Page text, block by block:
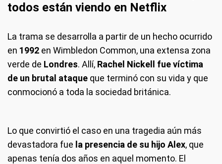
todos están viendo en Netflix
La trama se desarrolla a partir de un hecho ocurrido
en 1992 en Wimbledon Common, una extensa zona
verde de Londres. Allí, Rachel Nickell
fue víctima
de un brutal ataque que terminó con su vida y que
conmocionó a toda la sociedad británica.
Lo que convirtió el caso en una tragedia aún más
devastadora fue la presencia de su hijo Alex, que
apenas tenía dos años en aquel momento. El